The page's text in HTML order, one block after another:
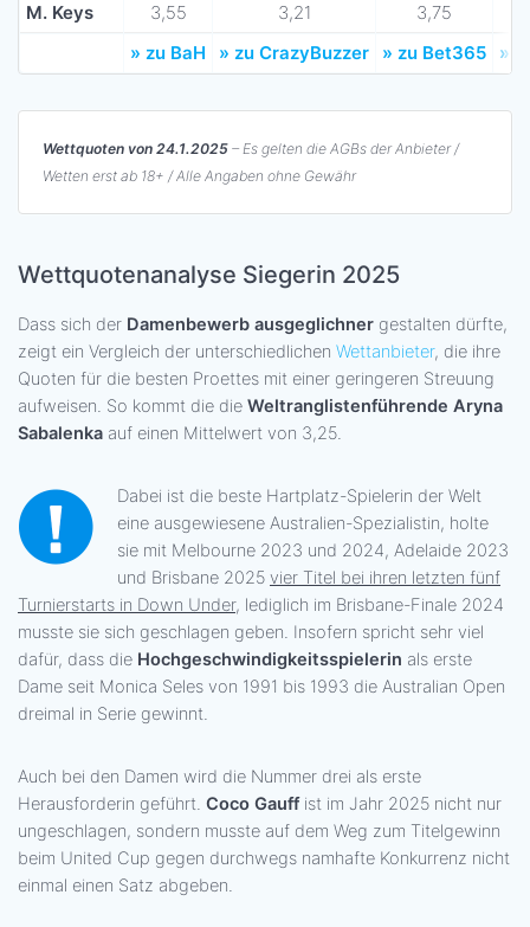
M. Keys 3,55 3,21 3,75
» zu BaH
» zu CrazyBuzzer » zu Bet365 »
Wettquoten von 24.1.2025 – Es gelten die AGBs der Anbieter /
Wetten erst ab 18+ / Alle Angaben ohne Gewähr
Wettquotenanalyse Siegerin 2025
Dass sich der Damenbewerb ausgeglichner gestalten dürfte,
zeigt ein Vergleich der unterschiedlichen Wettanbieter, die ihre
Quoten für die besten Proettes mit einer geringeren Streuung
aufweisen. So kommt die die Weltranglistenführende Aryna
Sabalenka auf einen Mittelwert von 3,25.
Dabei ist die beste Hartplatz-Spielerin der Welt
eine ausgewiesene Australien-Spezialistin, holte
sie mit Melbourne 2023 und 2024, Adelaide 2023
und Brisbane 2025 vier Titel bei ihren letzten fünf
Turnierstarts in Down Under, lediglich im Brisbane-Finale 2024
musste sie sich geschlagen geben. Insofern spricht sehr viel
dafür, dass die Hochgeschwindigkeitsspielerin als erste
Dame seit Monica Seles von 1991 bis 1993 die Australian Open
dreimal in Serie gewinnt.
Auch bei den Damen wird die Nummer drei als erste
Herausforderin geführt. Coco Gauffist im Jahr 2025 nicht nur
ungeschlagen, sondern musste auf dem Weg zum Titelgewinn
beim United Cup gegen durchwegs namhafte Konkurrenz nicht
einmal einen Satz abgeben.